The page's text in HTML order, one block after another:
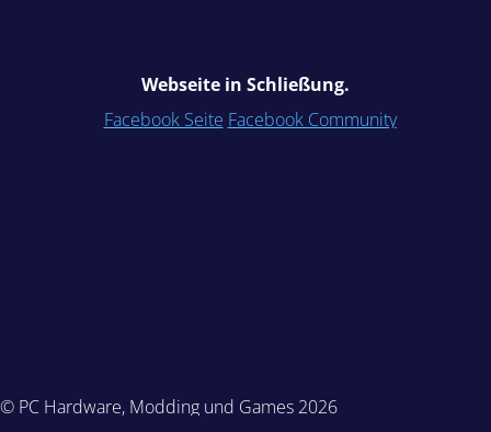
Webseite in Schließung.
Facebook Seite Facebook Community
© PC Hardware, Modding und Games 2026